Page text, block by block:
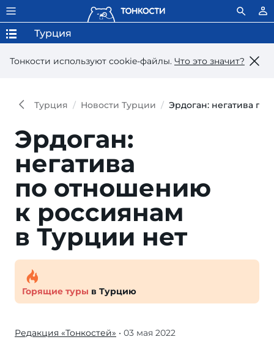
Тонкости используют сookie-файлы. Что это значит?
Турция
Турция Новости Турции Эрдоган: негатива
Эрдоган:
негатива
по отношению
к россиянам
в Турции нет
Горящие туры в Турцию
Редакция «Тонкостей» • 03 мая 2022